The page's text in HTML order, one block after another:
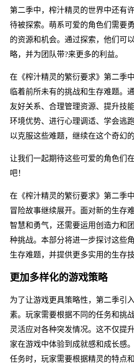
第二季中，榨汁精灵的世界中还有
待被探索。萌系可爱的角色们需要
的资源和机会。通过探索，他们可
略，并为团队带?来更多的利益。
在《榨汁精灵的繁衍要求》第二季
临着前所未有的挑战和生存难题。
友好关系、合理管理资源、提升技
环境优势、进行心理调适、学会逃
以克服这些难题，继续在这个奇幻
让我们一起期待这些可爱的角色们
吧！
在《榨汁精灵的繁衍要求》第二季
冒险故事继续展开。面对新的生存
智慧和勇气，还需要运用创造力和
种挑战。本部分将进一步探讨这些
生存难题，并提供更多实用的生存
更加多样化的游戏策略
为了让游戏更具策略性，第二季引
素。玩家需要根据不同的任务和挑
灵活应对各种突发情况。这不仅提
家在游戏中体验到成就感和成长感
任务时，玩家需要根据精灵的特点